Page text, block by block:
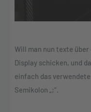
Will man nun texte
Display schicken, und
einfach das
Semikolon „;“.